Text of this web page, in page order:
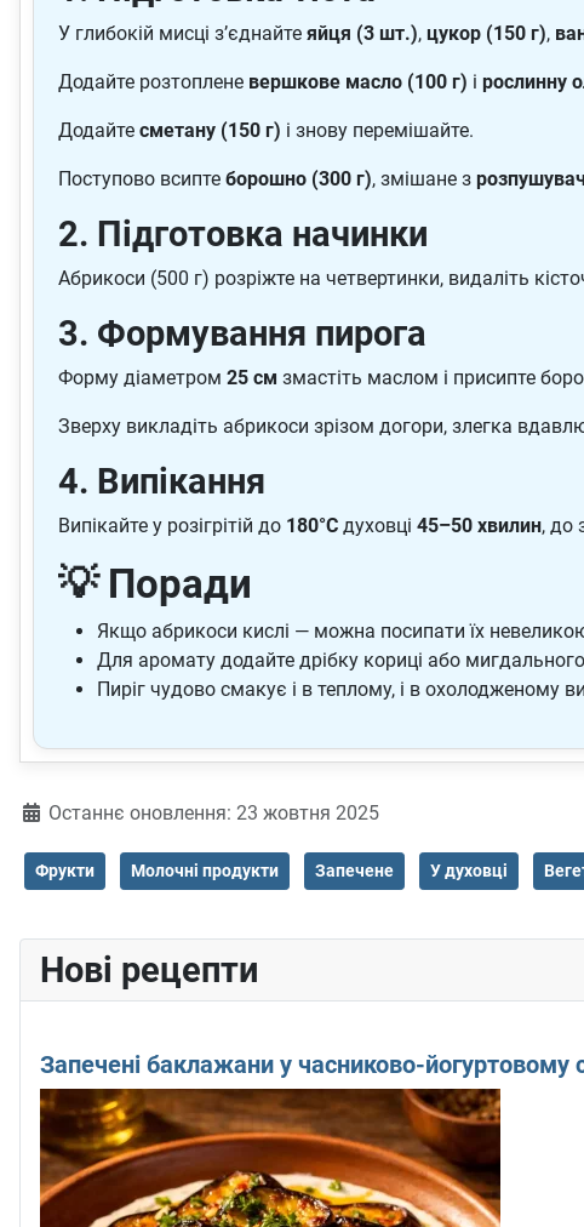
У глибокій мисці з’єднайте яйця (3 шт.), цукор (150 г),
Додайте розтоплене вершкове масло (100 г) і рослинну
Додайте сметану (150 г) і знову перемішайте.
Поступово всипте борошно (300 г), змішане з
2. Підготовка начинки
Абрикоси (500 г) розріжте на четвертинки, видаліть
3. Формування пирога
Форму діаметром 25 см змастіть маслом і присипте
Зверху викладіть абрикоси зрізом догори, злегка
4. Випікання
Випікайте у розігрітій до 180°C духовці 45–50 хвилин, до
💡 Поради
Якщо абрикоси кислі — можна посипати їх
Для аромату додайте дрібку кориці або мигдального
Пиріг чудово смакує і в теплому, і в
ДеталіОстаннє оновлення: 23 жовтня 2025
Фрукти Молочні продукти Запечене У духовці
Нові рецепти
Запечені баклажани у часниково-йогуртовому